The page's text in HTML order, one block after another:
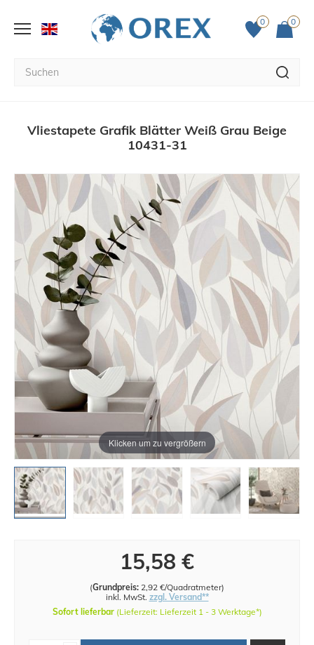
0 0
Vliestapete Grafik Blätter Weiß Grau Beige
10431-31
Klicken um zu vergrößern
15,58 €
(Grundpreis: 2,92 €/Quadratmeter)
inkl. MwSt. zzgl. Versand**
Sofort lieferbar (Lieferzeit: Lieferzeit 1 - 3 Werktage*)